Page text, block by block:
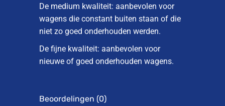
De medium kwaliteit: aanbevolen voor
wagens die constant buiten staan of die
niet zo goed onderhouden werden.
De fijne kwaliteit: aanbevolen voor
nieuwe of goed onderhouden wagens.
Beoordelingen (0)